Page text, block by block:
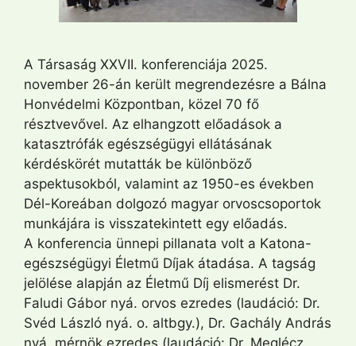
A Társaság XXVII. konferenciája 2025.
november 26-án került megrendezésre a Bálna
Honvédelmi Központban, közel 70 fő
résztvevővel. Az elhangzott előadások a
katasztrófák egészségügyi ellátásának
kérdéskörét mutatták be különböző
aspektusokból, valamint az 1950-es években
Dél-Koreában dolgozó magyar orvoscsoportok
munkájára is visszatekintett egy előadás.
A konferencia ünnepi pillanata volt a Katona-
egészségügyi Életmű Díjak átadása. A tagság
jelölése alapján az Életmű Díj elismerést Dr.
Faludi Gábor nyá. orvos ezredes (laudáció: Dr.
Svéd László nyá. o. altbgy.), Dr. Gachály András
nyá. mérnök ezredes (laudáció: Dr. Meglécz